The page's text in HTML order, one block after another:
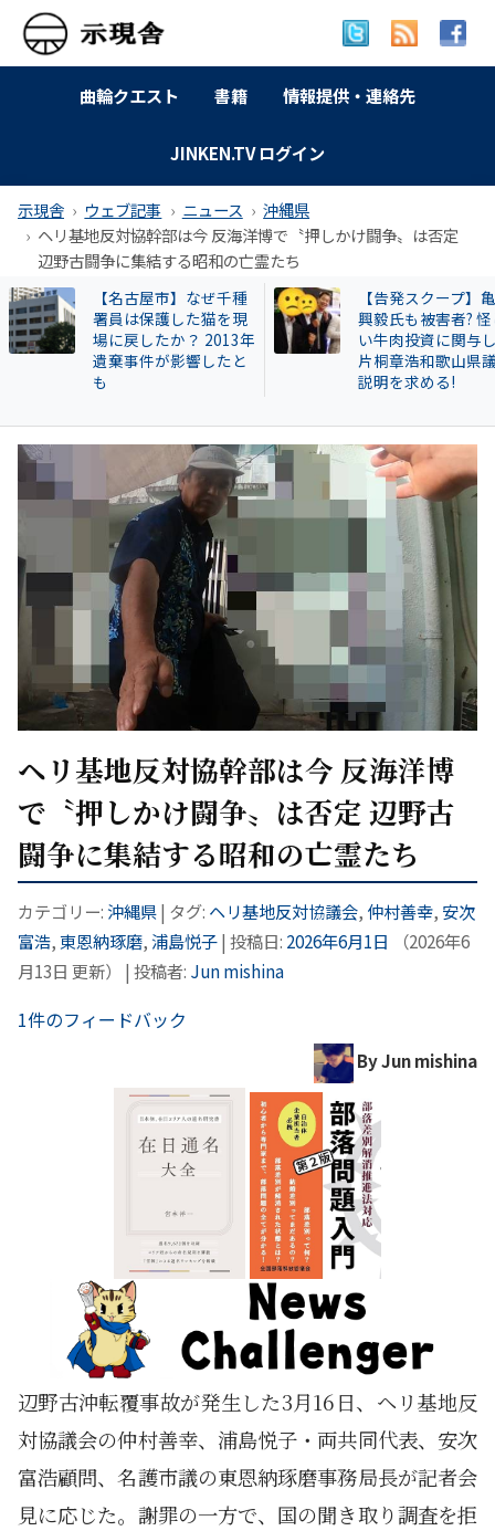
曲輪クエスト 書籍 情報提供・連絡先
JINKEN.TV ログイン
示現舎 ウェブ記事 ニュース
沖縄県
ヘリ基地反対協幹部は今 反海洋博で〝押しかけ闘争〟は否定
辺野古闘争に集結する昭和の亡霊たち
【告発スクープ】亀田
興毅氏も被害者? 怪し
い牛肉投資に関与した
片桐章浩和歌山県議に
説明を求める!
【岐南町】セクハ
動その後 議員全員
〝謎ルール〟導入
会は混乱！現町長
撃すると…
ヘリ基地反対協幹部は今 反海洋博
で〝押しかけ闘争〟は否定 辺野古
闘争に集結する昭和の亡霊たち
カテゴリー: 沖縄県| タグ: ヘリ基地反対協議会, 仲村善幸, 安次
富浩,東恩納琢磨,浦島悦子| 投稿日: 2026年6月1日 （2026年6
月13日 更新） | 投稿者: Jun mishina
1件のフィードバック
By Jun mishina
辺野古沖転覆事故が発生した3月16日、ヘリ基地反
対協議会の仲村善幸、浦島悦子・両共同代表、安次
富浩顧問、名護市議の東恩納琢磨事務局長が記者会
見に応じた。謝罪の一方で、国の聞き取り調査を拒